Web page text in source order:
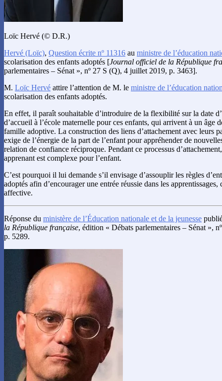
Loïc Hervé (© D.R.)
Hervé (Loïc), Question écrite nº 11316 au ministre de l’éducation
scolarisation des enfants adoptés [Journal officiel de la République
parlementaires – Sénat », nº 27 S (Q), 4 juillet 2019, p. 3463].
M. Loïc Hervé attire l’attention de M. le ministre de l’éducation
scolarisation des enfants adoptés.
En effet, il paraît souhaitable d’introduire de la flexibilité sur la date
d’accueil à l’école maternelle pour ces enfants, qui arrivent à un âge
famille adoptive. La construction des liens d’attachement avec leurs
exige de l’énergie de la part de l’enfant pour appréhender de
relation de confiance réciproque. Pendant ce processus
apprenant est complexe pour l’enfant.
C’est pourquoi il lui demande s’il envisage d’assouplir les règles
adoptés afin d’encourager une entrée réussie dans les
affective.
Réponse du ministère de l’Éducation nationale et de la jeunesse
la République française, édition « Débats parlementaires – Sénat »,
p. 5289.